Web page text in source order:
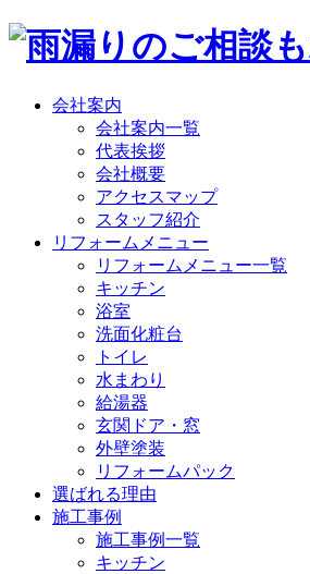
会社案内
会社案内一覧
代表挨拶
会社概要
アクセスマップ
スタッフ紹介
リフォームメニュー
リフォームメニュー一覧
キッチン
浴室
洗面化粧台
トイレ
水まわり
給湯器
玄関ドア・窓
外壁塗装
リフォームパック
選ばれる理由
施工事例
施工事例一覧
キッチン